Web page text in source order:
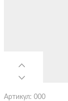
Артикул: 000